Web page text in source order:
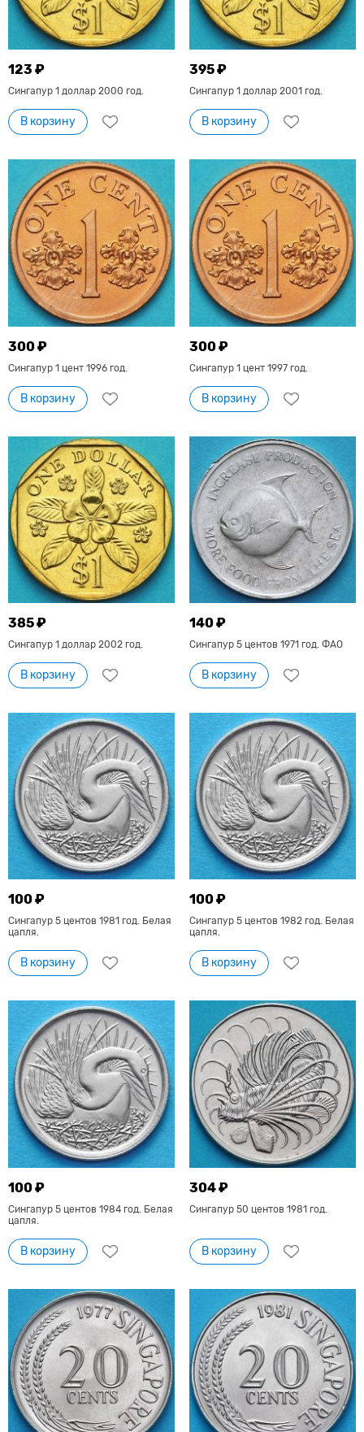
123 ₽
Сингапур 1 доллар 2000 год.
В корзину
395 ₽
Сингапур 1 доллар 2001 год.
В корзину
300 ₽
Сингапур 1 цент 1996 год.
В корзину
300 ₽
Сингапур 1 цент 1997 год.
В корзину
385 ₽
Сингапур 1 доллар 2002 год.
В корзину
140 ₽
Сингапур 5 центов 1971 год. ФАО
В корзину
100 ₽
Сингапур 5 центов 1981 год. Белая
цапля.
В корзину
100 ₽
Сингапур 5 центов 1982 год. Белая
цапля.
В корзину
100 ₽
Сингапур 5 центов 1984 год. Белая
цапля.
В корзину
304 ₽
Сингапур 50 центов 1981 год.
В корзину